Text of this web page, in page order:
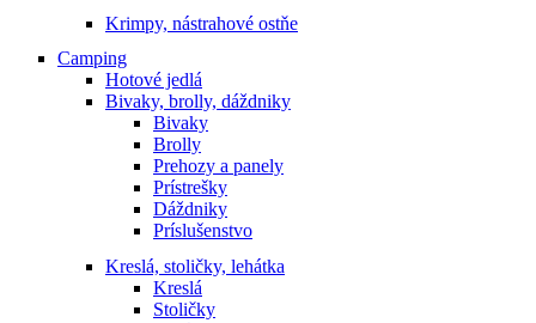
Krimpy, nástrahové ostňe
Camping
Hotové jedlá
Bivaky, brolly, dáždniky
Bivaky
Brolly
Prehozy a panely
Prístrešky
Dáždniky
Príslušenstvo
Kreslá, stoličky, lehátka
Kreslá
Stoličky